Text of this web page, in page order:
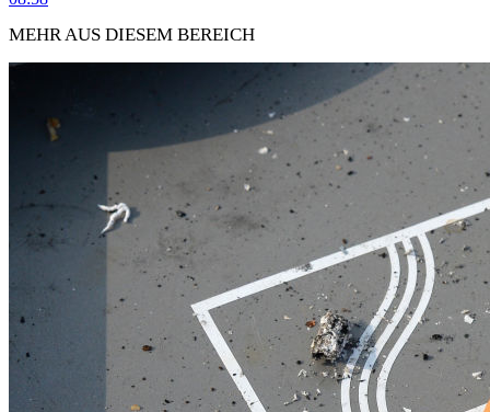
MEHR AUS DIESEM BEREICH